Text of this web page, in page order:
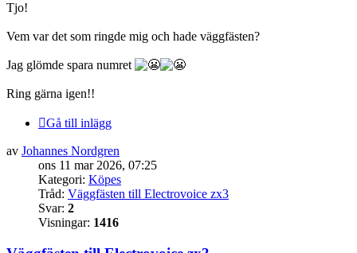
Tjo!
Vem var det som ringde mig och hade väggfästen?
Jag glömde spara numret
Ring gärna igen!!
Gå till inlägg
av Johannes Nordgren
ons 11 mar 2026, 07:25
Kategori: Köpes
Tråd: Väggfästen till Electrovoice zx3
Svar: 2
Visningar: 1416